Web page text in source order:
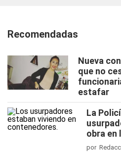
Recomendadas
Nueva
que no
estafar
La
obra en
por